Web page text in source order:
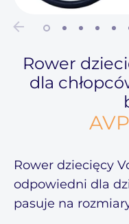
Rower
dla
Rower dziecięcy
odpowiedni dla
pasuje na